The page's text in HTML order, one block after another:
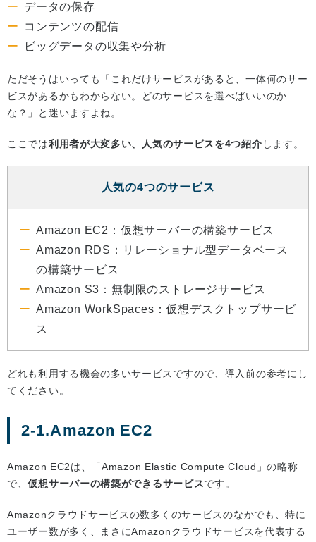
データの保存
コンテンツの配信
ビッグデータの収集や分析
ただそうはいっても「これだけサービスがあると、一体何のサー
ビスがあるかもわからない。どのサービスを選べばいいのか
な？」と迷いますよね。
ここでは利用者が大変多い、人気のサービスを4つ紹介 します。
人気の4つのサービス
Amazon EC2：仮想サーバーの構築サービス
Amazon RDS：リレーショナル型データベース
の構築サービス
Amazon S3：無制限のストレージサービス
Amazon WorkSpaces：仮想デスクトップサービ
ス
どれも利用する機会の多いサービスですので、導入前の参考にし
てください。
2-1.Amazon EC2
Amazon EC2は、「Amazon Elastic Compute Cloud」の略称
で、仮想サーバーの構築ができるサービスです。
Amazonクラウドサービスの数多くのサービスのなかでも、特に
ユーザー数が多く、まさにAmazonクラウドサービスを代表する